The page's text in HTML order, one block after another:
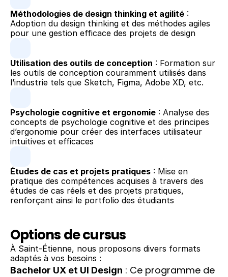
Méthodologies de design thinking et agilité :
Adoption du design thinking et des méthodes agiles
pour une gestion efficace des projets de design
Utilisation des outils de conception : Formation sur
les outils de conception couramment utilisés dans
l’industrie tels que Sketch, Figma, Adobe XD, etc.
Psychologie cognitive et ergonomie : Analyse des
concepts de psychologie cognitive et des principes
d’ergonomie pour créer des interfaces utilisateur
intuitives et efficaces
Études de cas et projets pratiques : Mise en
pratique des compétences acquises à travers des
études de cas réels et des projets pratiques,
renforçant ainsi le portfolio des étudiants
Options de cursus
À Saint-Étienne, nous proposons divers formats
adaptés à vos besoins :
Bachelor UX et UI Design : Ce programme de